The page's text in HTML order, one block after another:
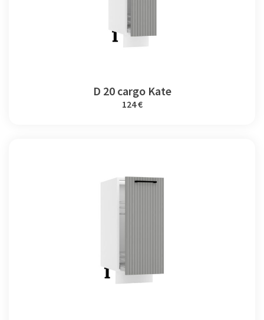
D 20 cargo Kate
124 €